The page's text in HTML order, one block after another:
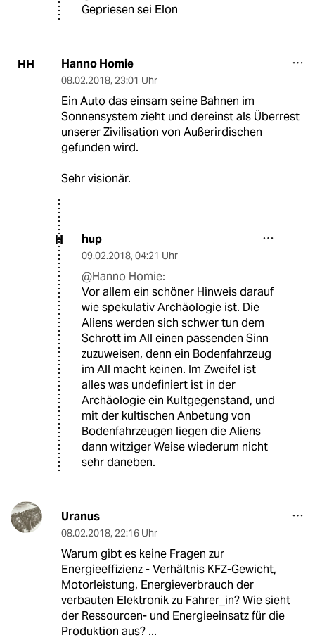
Gepriesen sei Elon
HH Hanno Homie
08.02.2018, 23:01 Uhr
Ein Auto das einsam seine Bahnen im
Sonnensystem zieht und dereinst als Überrest
unserer Zivilisation von Außerirdischen
gefunden wird.
Sehr visionär.
H hup
09.02.2018, 04:21 Uhr
@Hanno Homie:
Vor allem ein schöner Hinweis darauf
wie spekulativ Archäologie ist. Die
Aliens werden sich schwer tun dem
Schrott im All einen passenden Sinn
zuzuweisen, denn ein Bodenfahrzeug
im All macht keinen. Im Zweifel ist
alles was undefiniert ist in der
Archäologie ein Kultgegenstand, und
mit der kultischen Anbetung von
Bodenfahrzeugen liegen die Aliens
dann witziger Weise wiederum nicht
sehr daneben.
Uranus
08.02.2018, 22:16 Uhr
Warum gibt es keine Fragen zur
Energieeffizienz - Verhältnis KFZ-Gewicht,
Motorleistung, Energieverbrauch der
verbauten Elektronik zu Fahrer_in? Wie sieht
der Ressourcen- und Energieeinsatz für die
Produktion aus? ...